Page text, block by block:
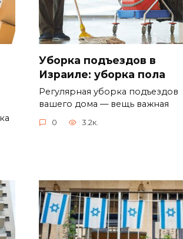
Уборка подъездов в
Израиле: уборка пола
Регулярная уборка подъездов
вашего дома — вещь важная
0 3.2к.